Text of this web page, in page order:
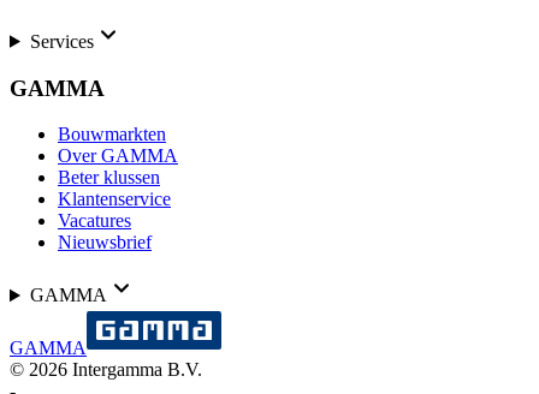
Services
GAMMA
Bouwmarkten
Over GAMMA
Beter klussen
Klantenservice
Vacatures
Nieuwsbrief
GAMMA
GAMMA
© 2026 Intergamma B.V.